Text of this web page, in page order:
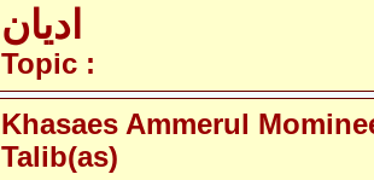
ادیان
Topic :
Khasaes Ammerul
Talib(as)